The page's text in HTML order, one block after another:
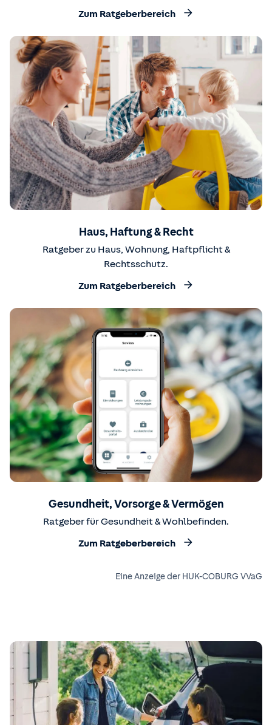
Zum Ratgeberbereich
Haus, Haftung & Recht
Ratgeber zu Haus, Wohnung, Haftpflicht &
Rechtsschutz.
Zum Ratgeberbereich
Gesundheit, Vorsorge & Vermögen
Ratgeber für Gesundheit & Wohlbefinden.
Zum Ratgeberbereich
Eine Anzeige der HUK-COBURG VVaG